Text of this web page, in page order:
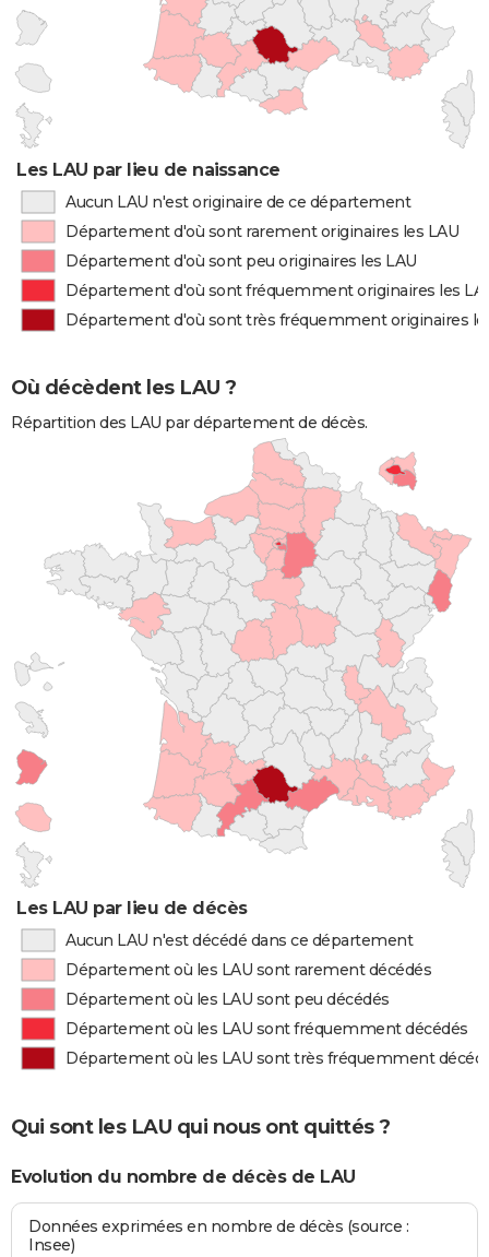
Les LAU par lieu de naissance
Aucun LAU n'est originaire de ce département
Département d'où sont rarement originaires les LAU
Département d'où sont peu originaires les LAU
Département d'où sont fréquemment originaires les
Département d'où sont très fréquemment originaires
Où décèdent les LAU ?
Répartition des LAU par département de décès.
Les LAU par lieu de décès
Aucun LAU n'est décédé dans ce département
Département où les LAU sont rarement décédés
Département où les LAU sont peu décédés
Département où les LAU sont fréquemment décédés
Département où les LAU sont très fréquemment
Qui sont les LAU qui nous ont quittés ?
Evolution du nombre de décès de LAU
Données exprimées en nombre de décès (source :
Insee)